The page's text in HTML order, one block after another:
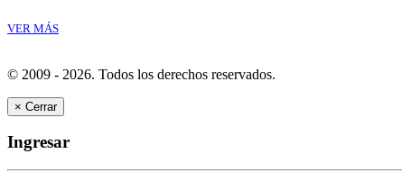
VER MÁS
© 2009 - 2026. Todos los derechos reservados.
× Cerrar
Ingresar